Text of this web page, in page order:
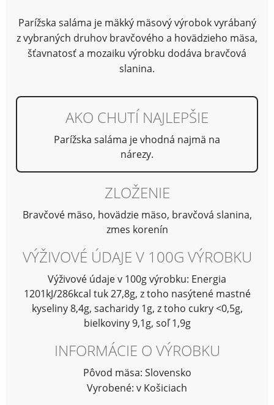
Parížska saláma je mäkký mäsový výrobok vyrábaný
z vybraných druhov bravčového a hovädzieho mäsa,
šťavnatosť a mozaiku výrobku dodáva bravčová
slanina.
AKO CHUTÍ NAJLEPŠIE
Parížska saláma je vhodná najmä na
nárezy.
ZLOŽENIE
Bravčové mäso, hovädzie mäso, bravčová slanina,
zmes korenín
VÝŽIVOVÉ ÚDAJE V 100G VÝROBKU
Výživové údaje v 100g výrobku: Energia
1201kJ/286kcal tuk 27,8g, z toho nasýtené mastné
kyseliny 8,4g, sacharidy 1g, z toho cukry <0,5g,
bielkoviny 9,1g, soľ 1,9g
INFORMÁCIE O VÝROBKU
Pôvod mäsa: Slovensko
Vyrobené: v Košiciach